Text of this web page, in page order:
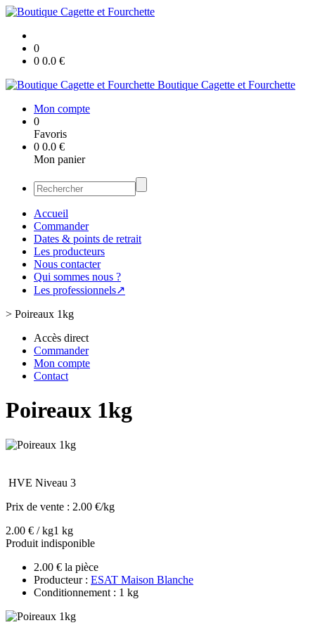
0
0 0.0 €
Boutique Cagette et Fourchette
Mon compte
0
Favoris
0 0.0 €
Mon panier
Accueil
Commander
Dates & points de retrait
Les producteurs
Nous contacter
Qui sommes nous ?
Les professionnels↗
> Poireaux 1kg
Accès direct
Commander
Mon compte
Contact
Poireaux 1kg
HVE Niveau 3
Prix de vente : 2.00 €/kg
2.00 € / kg1 kg
Produit indisponible
2.00 € la pièce
Producteur : ESAT Maison Blanche
Conditionnement : 1 kg